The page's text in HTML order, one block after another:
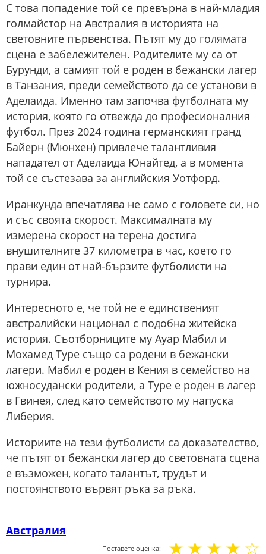
С това попадение той се превърна в най-младия
голмайстор на Австралия в историята на
световните първенства. Пътят му до голямата
сцена е забележителен. Родителите му са от
Бурунди, а самият той е роден в бежански лагер
в Танзания, преди семейството да се установи в
Аделаида. Именно там започва футболната му
история, която го отвежда до професионалния
футбол. През 2024 година германският гранд
Байерн (Мюнхен) привлече талантливия
нападател от Аделаида Юнайтед, а в момента
той се състезава за английския Уотфорд.
Иранкунда впечатлява не само с головете си, но
и със своята скорост. Максималната му
измерена скорост на терена достига
внушителните 37 километра в час, което го
прави един от най-бързите футболисти на
турнира.
Интересното е, че той не е единственият
австралийски национал с подобна житейска
история. Съотборниците му Ауар Мабил и
Мохамед Туре също са родени в бежански
лагери. Мабил е роден в Кения в семейство на
южносудански родители, а Туре е роден в лагер
в Гвинея, след като семейството му напуска
Либерия.
Историите на тези футболисти са доказателство,
че пътят от бежански лагер до световната сцена
е възможен, когато талантът, трудът и
постоянството вървят ръка за ръка.
Австралия
Поставете оценка: ☆
☆
☆
☆
☆